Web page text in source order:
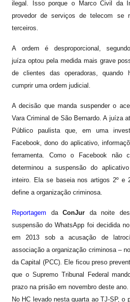
ilegal. Isso porque o Marco Civil da
provedor de serviços de telecom se
terceiros.
A ordem é desproporcional,
juíza optou pela medida mais grave
de clientes das operadoras,
cumprir uma ordem judicial.
A decisão que manda suspender o
Vara Criminal de São Bernardo. A juíza
Público paulista que, em uma
Facebook, dono do aplicativo,
ferramenta. Como o Facebook não
determinou a suspensão do
inteiro. Ela se baseia nos artigos 2º e
define a organização criminosa.
Reportagem daConJur da noite
suspensão do WhatsApp foi decidida
em 2013 sob a acusação de
associação a organização criminosa –
da Capital (PCC). Ele ficou preso
que o Supremo Tribunal Federal
prazo na prisão em novembro deste ano.
No HC levado nesta quarta ao TJ-SP, o